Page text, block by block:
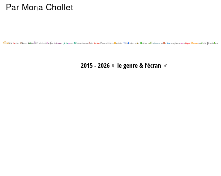
Par Mona Chollet
2015 - 2026 ♀ le genre & l’écran ♂